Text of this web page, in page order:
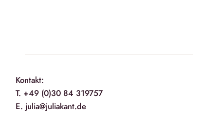
Kontakt:
T. +49 (0)30 84 319757
E. julia@juliakant.de